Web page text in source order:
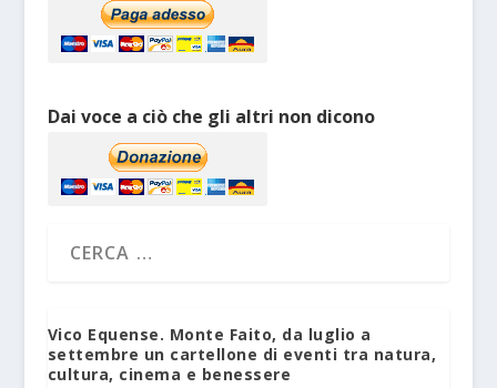
Dai voce a ciò che gli altri non dicono
Vico Equense. Monte Faito, da luglio a
settembre un cartellone di eventi tra natura,
cultura, cinema e benessere